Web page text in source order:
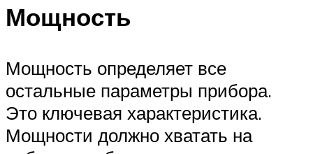
Мощность
Мощность определяет все
остальные параметры прибора.
Это ключевая характеристика.
Мощности должно хватать на